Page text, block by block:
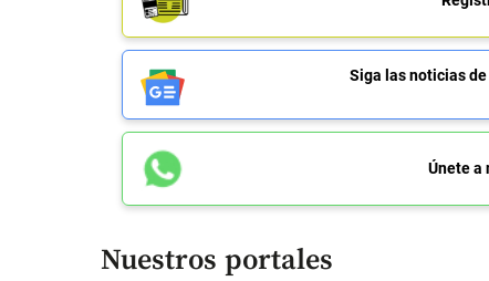
Siga las noticias de
Únete a
Nuestros portales